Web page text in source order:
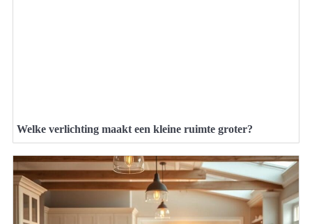
Welke verlichting maakt een kleine ruimte groter?